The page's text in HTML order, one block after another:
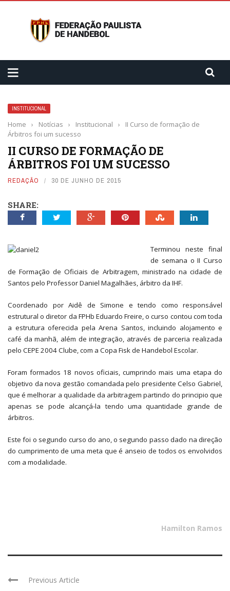
INSTITUCIONAL
Home › Notícias › Institucional ›
II Curso de formação de
Árbitros foi um sucesso
II CURSO DE FORMAÇÃO DE
ÁRBITROS FOI UM SUCESSO
REDAÇÃO 30 DE JUNHO DE 2015
SHARE:
Terminou neste final
de semana o II Curso
de Formação de Oficiais de Arbitragem, ministrado na cidade de
Santos pelo Professor Daniel Magalhães, árbitro da IHF.
Coordenado por Aidê de Simone e tendo como responsável
estrutural o diretor da FPHb Eduardo Freire, o curso contou com toda
a estrutura oferecida pela Arena Santos, incluindo alojamento e
café da manhã, além de integração, através de parceria realizada
pelo CEPE 2004 Clube, com a Copa Fisk de Handebol Escolar.
Foram formados 18 novos oficiais, cumprindo mais uma etapa do
objetivo da nova gestão comandada pelo presidente Celso Gabriel,
que é melhorar a qualidade da arbitragem partindo do principio que
apenas se pode alcançá-la tendo uma quantidade grande de
árbitros.
Este foi o segundo curso do ano, o segundo passo dado na direção
do cumprimento de uma meta que é anseio de todos os envolvidos
com a modalidade.
Hamilton Ramos
Previous Article